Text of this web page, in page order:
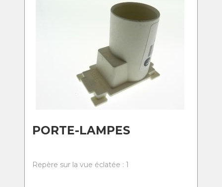
PORTE-LAMPES
Repère sur la vue éclatée : 1